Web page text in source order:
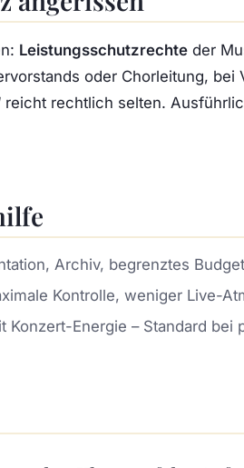
Leistungsschutzrechte der
oder Chorleitung,
reicht rechtlich selten.
Archiv, begrenztes
Kontrolle, weniger Live-
Konzert-Energie – Standard